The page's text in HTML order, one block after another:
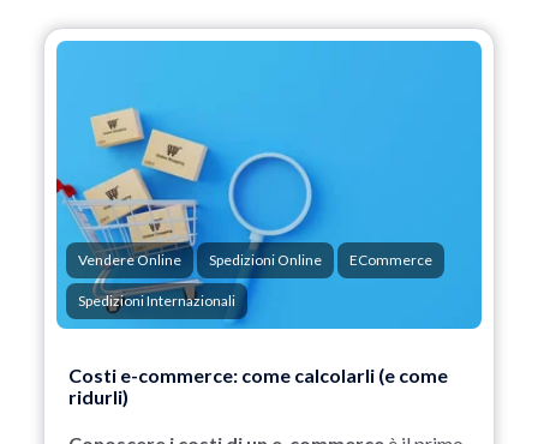
Vendere Online Spedizioni Online ECommerce
Spedizioni Internazionali
Costi e-commerce: come calcolarli (e come
ridurli)